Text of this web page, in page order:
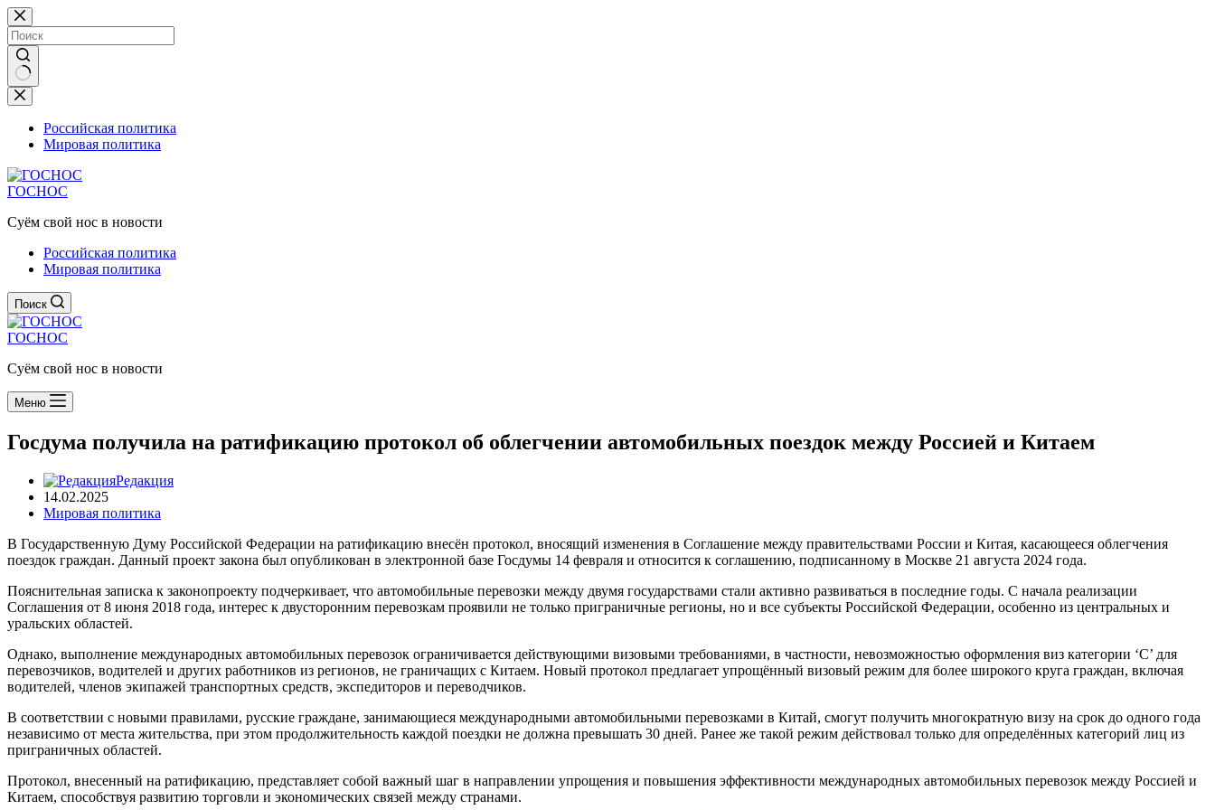
Перейти
к
сути
Ничего
не
найденоРоссийская политика
Мировая политика
ГОСНОС
Суём свой нос в новости
Российская политика
Мировая политика
Поиск
ГОСНОС
Суём свой нос в новости
Меню
Госдума получила на ратификацию протокол об облегчении автомобильных поездок между Россией и Китаем
Редакция
14.02.2025
Мировая политика
В Государственную Думу Российской Федерации на ратификацию внесён протокол, вносящий изменения в Соглашение между правительствами России и Китая, касающееся облегчения
поездок граждан. Данный проект закона был опубликован в электронной базе Госдумы 14 февраля и относится к соглашению, подписанному в Москве 21 августа 2024 года.
Пояснительная записка к законопроекту подчеркивает, что автомобильные перевозки между двумя государствами стали активно развиваться в последние годы. С начала реализации
Соглашения от 8 июня 2018 года, интерес к двусторонним перевозкам проявили не только приграничные регионы, но и все субъекты Российской Федерации, особенно из центральных и
уральских областей.
Однако, выполнение международных автомобильных перевозок ограничивается действующими визовыми требованиями, в частности, невозможностью оформления виз категории ‘С’ для
перевозчиков, водителей и других работников из регионов, не граничащих с Китаем. Новый протокол предлагает упрощённый визовый режим для более широкого круга граждан, включая
водителей, членов экипажей транспортных средств, экспедиторов и переводчиков.
В соответствии с новыми правилами, русские граждане, занимающиеся международными автомобильными перевозками в Китай, смогут получить многократную визу на срок до одного года
независимо от места жительства, при этом продолжительность каждой поездки не должна превышать 30 дней. Ранее же такой режим действовал только для определённых категорий лиц из
приграничных областей.
Протокол, внесенный на ратификацию, представляет собой важный шаг в направлении упрощения и повышения эффективности международных автомобильных перевозок между Россией и
Китаем, способствуя развитию торговли и экономических связей между странами.